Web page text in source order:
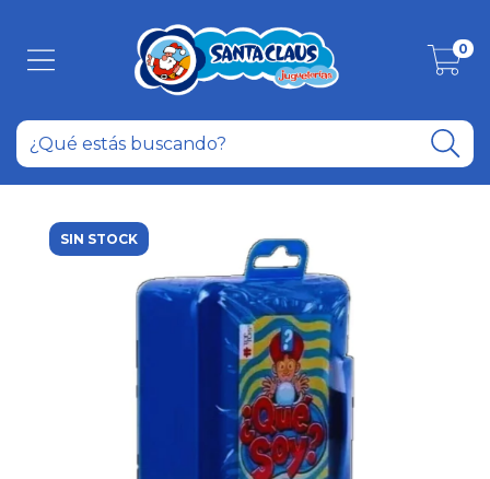
0
SIN STOCK